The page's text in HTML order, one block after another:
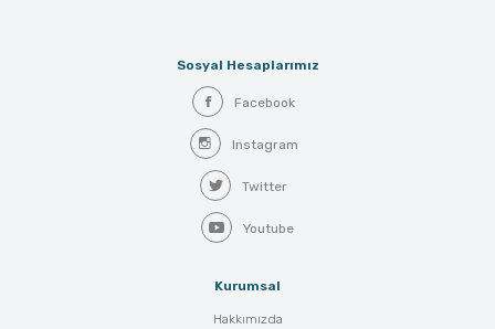
Sosyal Hesaplarımız
Facebook
Instagram
Twitter
Youtube
Kurumsal
Hakkımızda